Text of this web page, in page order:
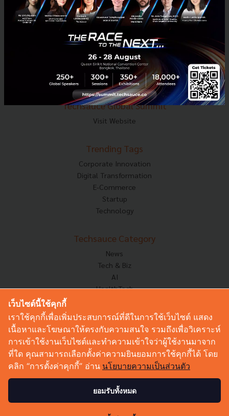
Techsauce Media
About Techsauce
Techsauce Services
Privacy Policy
ส่งบทความ
Techsauce Global Summit
Visit Website
Trending Tags
Corporate Innovation
Digital Transformation
E-Commerce
Startup
Technology
Techsauce Category
News
Tech & Biz
AI
HealthTech
Corp Innov
Saucy Thoughts
Sustainable
Videos
Podcast
เว็บไซต์นี้ใช้คุกกี้
เราใช้คุกกี้เพื่อเพิ่มประสบการณ์ที่ดีในการใช้เว็บไซต์ แสดง
เนื้อหาและโฆษณาให้ตรงกับความสนใจ รวมถึงเพื่อวิเคราะห์
การเข้าใช้งานเว็บไซต์และทำความเข้าใจว่าผู้ใช้งานมาจาก
ที่ใด คุณสามารถเลือกตั้งค่าความยินยอมการใช้คุกกี้ได้ โดย
คลิก “การตั้งค่าคุกกี้” อ่าน นโยบายความเป็นส่วนตัว
ยอมรับทั้งหมด